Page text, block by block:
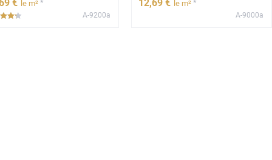
€ le m² *
***** A-9200a
12,69 € le m² *
A-9000a